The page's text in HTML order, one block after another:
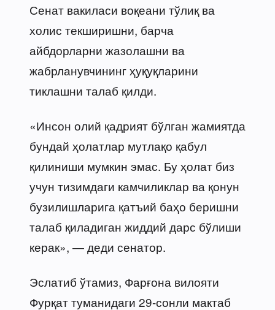
Сенат вакиласи воқеани тўлиқ ва
холис текширишни, барча
айбдорларни жазолашни ва
жабрланувчининг ҳуқуқларини
тиклашни талаб қилди.
«Инсон олий қадрият бўлган жамиятда
бундай ҳолатлар мутлақо қабул
қилиниши мумкин эмас. Бу ҳолат биз
учун тизимдаги камчиликлар ва қонун
бузилишларига қатъий баҳо беришни
талаб қиладиган жиддий дарс бўлиши
керак», — деди сенатор.
Эслатиб ўтамиз, Фарғона вилояти
Фурқат туманидаги 29-сонли мактаб